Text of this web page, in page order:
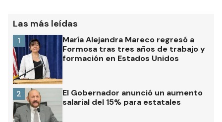
Las más leídas
María Alejandra Mareco regresó a
Formosa tras tres años de trabajo y
formación en Estados Unidos
1
El Gobernador anunció un aumento
salarial del 15% para estatales
2